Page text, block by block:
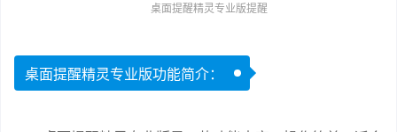
桌面提醒精灵专业版提醒
桌面提醒精灵专业版功能简介：